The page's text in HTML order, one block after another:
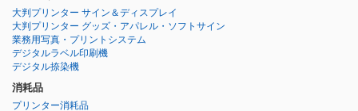
大判プリンター サイン＆ディスプレイ
大判プリンター グッズ・アパレル・ソフトサイン
業務用写真・プリントシステム
デジタルラベル印刷機
デジタル捺染機
消耗品
プリンター消耗品